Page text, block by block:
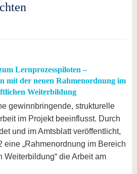
Lernprozesspiloten –
mit der neuen Rahmenordnung im
Weiterbildung
gewinnbringende, strukturelle
im Projekt beeinflusst. Durch
und im Amtsblatt veröffentlicht,
eine „Rahmenordnung im Bereich
Weiterbildung“ die Arbeit am